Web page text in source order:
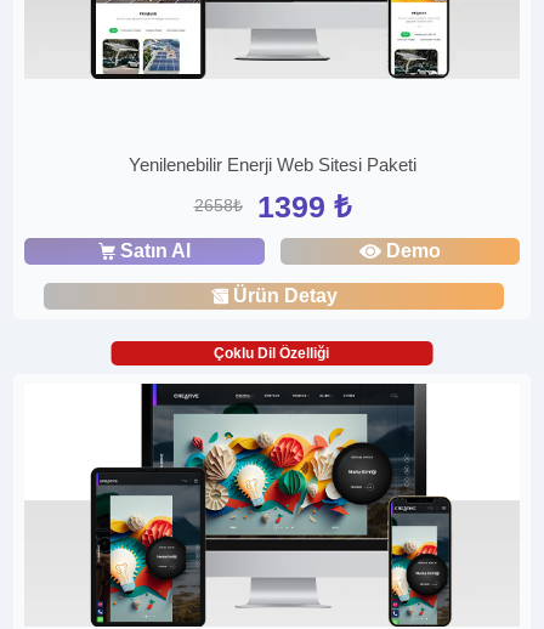
Yenilenebilir Enerji Web Sitesi Paketi
2658₺ 1399 ₺
Satın Al Demo
Ürün Detay
Çoklu Dil Özelliği